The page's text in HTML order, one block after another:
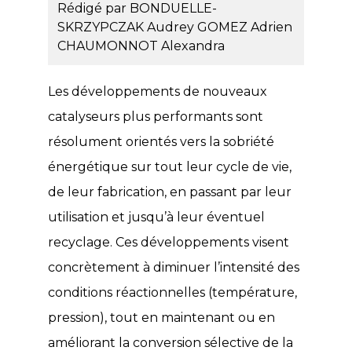
Rédigé par BONDUELLE-
SKRZYPCZAK Audrey GOMEZ Adrien
CHAUMONNOT Alexandra
Les développements de nouveaux
catalyseurs plus performants sont
résolument orientés vers la sobriété
énergétique sur tout leur cycle de vie,
de leur fabrication, en passant par leur
utilisation et jusqu’à leur éventuel
recyclage. Ces développements visent
concrètement à diminuer l’intensité des
conditions réactionnelles (température,
pression), tout en maintenant ou en
améliorant la conversion sélective de la